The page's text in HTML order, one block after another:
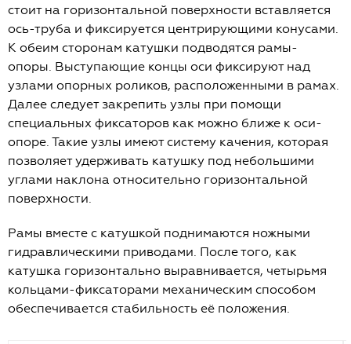
стоит на горизонтальной поверхности вставляется
ось-труба и фиксируется центрирующими конусами.
К обеим сторонам катушки подводятся рамы-
опоры. Выступающие концы оси фиксируют над
узлами опорных роликов, расположенными в рамах.
Далее следует закрепить узлы при помощи
специальных фиксаторов как можно ближе к оси-
опоре. Такие узлы имеют систему качения, которая
позволяет удерживать катушку под небольшими
углами наклона относительно горизонтальной
поверхности.
Рамы вместе с катушкой поднимаются ножными
гидравлическими приводами. После того, как
катушка горизонтально выравнивается, четырьмя
кольцами-фиксаторами механическим способом
обеспечивается стабильность её положения.